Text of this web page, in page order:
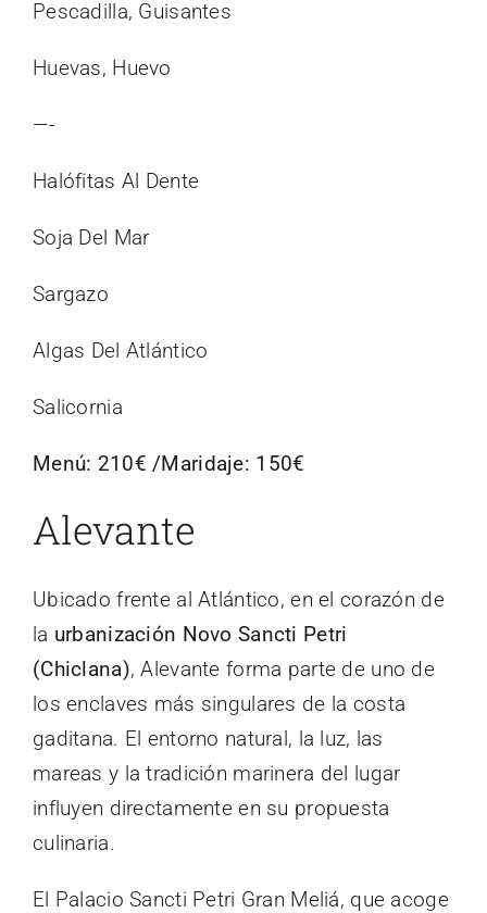
Pescadilla, Guisantes
Huevas, Huevo
—-
Halófitas Al Dente
Soja Del Mar
Sargazo
Algas Del Atlántico
Salicornia
Menú: 210€ /Maridaje: 150€
Alevante
Ubicado frente al Atlántico, en el corazón de
la urbanización Novo Sancti Petri
(Chiclana), Alevante forma parte de uno de
los enclaves más singulares de la costa
gaditana. El entorno natural, la luz, las
mareas y la tradición marinera del lugar
influyen directamente en su propuesta
culinaria.
El Palacio Sancti Petri Gran Meliá, que acoge